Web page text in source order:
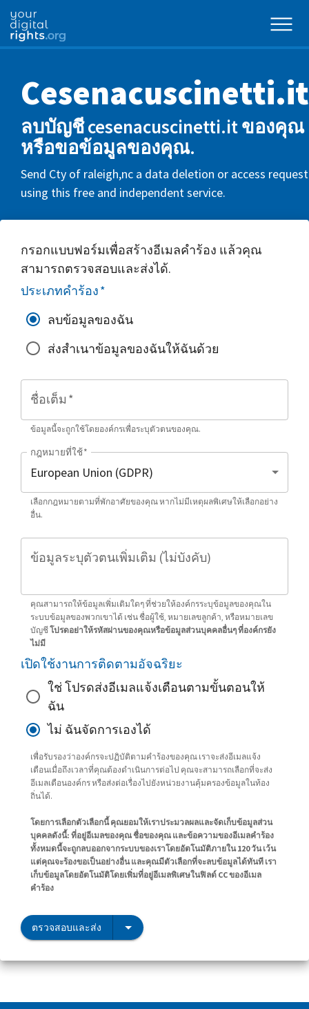
Cesenacuscinetti.it
ลบบัญชี cesenacuscinetti.it ของคุณ
หรือขอข้อมูลของคุณ.
Send Cty of raleigh,nc a data deletion or access request
using this free and independent service.
กรอกแบบฟอร์มเพื่อสร้างอีเมลคำร้อง แล้วคุณ
สามารถตรวจสอบและส่งได้.
ประเภทคำร้อง*
ลบข้อมูลของฉัน
ส่งสำเนาข้อมูลของฉันให้ฉันด้วย
ชื่อเต็ม *
ข้อมูลนี้จะถูกใช้โดยองค์กรเพื่อระบุตัวตนของคุณ.
กฎหมายที่ใช้*
เลือกกฎหมายตามที่พักอาศัยของคุณ หากไม่มีเหตุผลพิเศษให้เลือกอย่าง
อื่น.
ข้อมูลระบุตัวตนเพิ่มเติม (ไม่บังคับ)
คุณสามารถให้ข้อมูลเพิ่มเติมใดๆ ที่ช่วยให้องค์กรระบุข้อมูลของคุณใน
ระบบข้อมูลของพวกเขาได้ เช่น ชื่อผู้ใช้, หมายเลขลูกค้า, หรือหมายเลข
บัญชีโปรดอย่าให้รหัสผ่านของคุณหรือข้อมูลส่วนบุคคลอื่นๆ ที่องค์กรยัง
ไม่มี
เปิดใช้งานการติดตามอัจฉริยะ
ใช่ โปรดส่งอีเมลแจ้งเตือนตามขั้นตอนให้
ฉัน
ไม่ ฉันจัดการเองได้
เพื่อรับรองว่าองค์กรจะปฏิบัติตามคำร้องของคุณ เราจะส่งอีเมลแจ้ง
เตือนเมื่อถึงเวลาที่คุณต้องดำเนินการต่อไป คุณจะสามารถเลือกที่จะส่ง
อีเมลเตือนองค์กร หรือส่งต่อเรื่องไปยังหน่วยงานคุ้มครองข้อมูลในท้อง
ถิ่นได้.
โดยการเลือกตัวเลือกนี้ คุณยอมให้เราประมวลผลและจัดเก็บข้อมูลส่วน
บุคคลดังนี้: ที่อยู่อีเมลของคุณ ชื่อของคุณ และข้อความของอีเมลคำร้อง
ทั้งหมดนี้จะถูกลบออกจากระบบของเราโดยอัตโนมัติภายใน 120 วัน เว้น
แต่คุณจะร้องขอเป็นอย่างอื่น และคุณมีตัวเลือกที่จะลบข้อมูลได้ทันที เรา
เก็บข้อมูลโดยอัตโนมัติโดยเพิ่มที่อยู่อีเมลพิเศษในฟิลด์ CC ของอีเมล
คำร้อง
ตรวจสอบและส่ง